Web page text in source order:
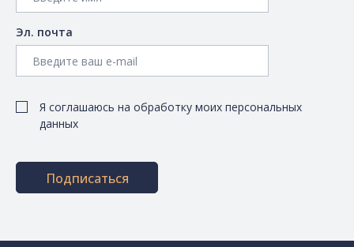
Эл. почта
Я соглашаюсь на обработку моих персональных
данных
Подписаться